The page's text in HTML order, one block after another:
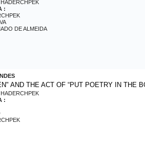
:
DE ALMEIDA
AND THE ACT OF “PUT POETRY IN THE
: